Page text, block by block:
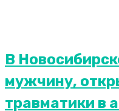
В
мужчину,
травматики в